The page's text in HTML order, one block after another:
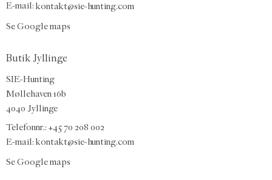
E-mail: kontakt@sie-hunting.com
Se Google maps
Butik Jyllinge
SIE-Hunting
Møllehaven 16b
4040 Jyllinge
Telefonnr.: +45 70 208 002
E-mail: kontakt@sie-hunting.com
Se Google maps